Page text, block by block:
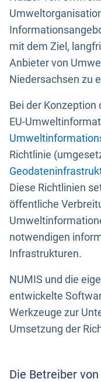
mit dem Ziel,
Anbieter von
Niedersachsen zu
Bei der Konzeption
EU-
Richtlinie
Diese Richtlinien
öffentliche
notwendigen
Infrastrukturen.
NUMIS und die
entwickelte
Werkzeuge zur
Umsetzung der
Die Betreiber von